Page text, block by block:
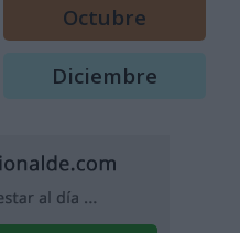
Octubre
Diciembre